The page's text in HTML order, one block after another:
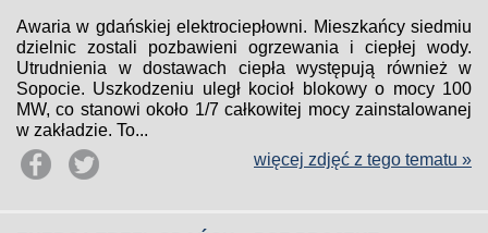
Awaria w gdańskiej elektrociepłowni. Mieszkańcy siedmiu
dzielnic zostali pozbawieni ogrzewania i ciepłej wody.
Utrudnienia w dostawach ciepła występują również w
Sopocie. Uszkodzeniu uległ kocioł blokowy o mocy 100
MW, co stanowi około 1/7 całkowitej mocy zainstalowanej
w zakładzie. To...
więcej zdjęć z tego tematu »